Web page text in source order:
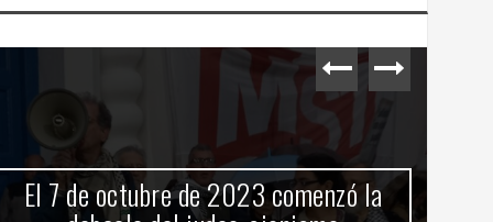
El 7 de octubre de 2023 comenzó la